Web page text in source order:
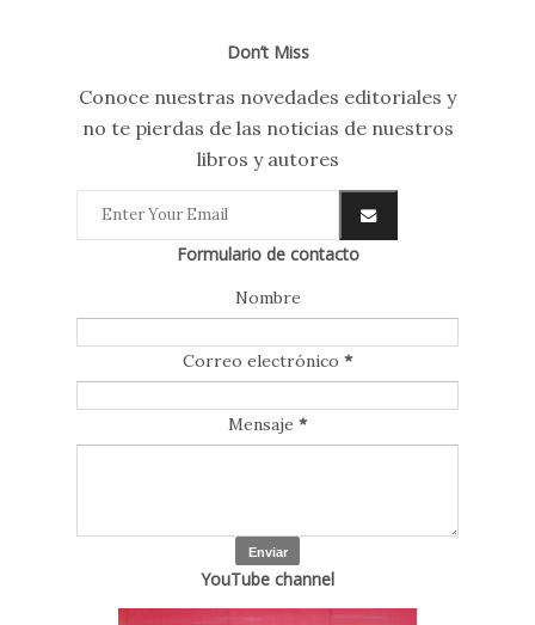
Don’t Miss
Conoce nuestras novedades editoriales y
no te pierdas de las noticias de nuestros
libros y autores
Formulario de contacto
Nombre
Correo electrónico *
Mensaje *
YouTube channel